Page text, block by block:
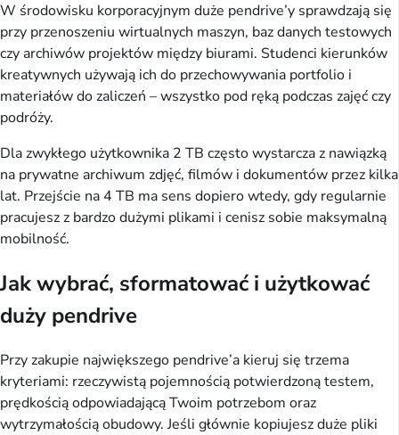
W środowisku korporacyjnym duże pendrive’y sprawdzają się
przy przenoszeniu wirtualnych maszyn, baz danych testowych
czy archiwów projektów między biurami. Studenci kierunków
kreatywnych używają ich do przechowywania portfolio i
materiałów do zaliczeń – wszystko pod ręką podczas zajęć czy
podróży.
Dla zwykłego użytkownika 2 TB często wystarcza z nawiązką
na prywatne archiwum zdjęć, filmów i dokumentów przez kilka
lat. Przejście na 4 TB ma sens dopiero wtedy, gdy regularnie
pracujesz z bardzo dużymi plikami i cenisz sobie maksymalną
mobilność.
Jak wybrać, sformatować i użytkować
duży pendrive
Przy zakupie największego pendrive’a kieruj się trzema
kryteriami: rzeczywistą pojemnością potwierdzoną testem,
prędkością odpowiadającą Twoim potrzebom oraz
wytrzymałością obudowy. Jeśli głównie kopiujesz duże pliki